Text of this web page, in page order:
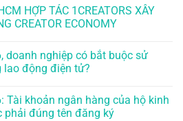
HỢP TÁC 1CREATORS XÂY
CREATOR ECONOMY
doanh nghiệp có bắt buộc sử
lao động điện tử?
khoản ngân hàng của hộ kinh
phải đúng tên đăng ký